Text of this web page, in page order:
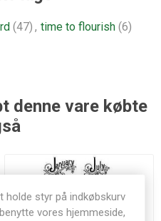
(47) , time to flourish (6)
denne vare købte
styr på indkøbskurv
vores hjemmeside,